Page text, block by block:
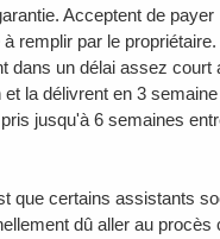
Acceptent de
remplir par le propriétaire.
dans un délai assez
la délivrent en 3
jusqu'à 6 semaines
que certains assistants
dû aller au